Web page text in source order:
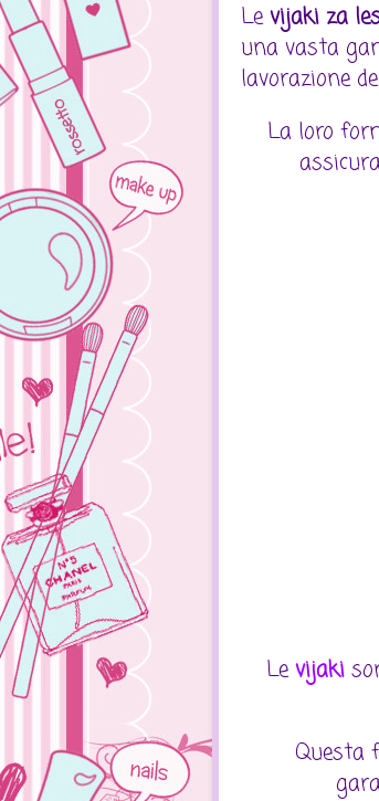
Levijaki za
una vasta
lavorazione
La loro
Levijaki
Questa